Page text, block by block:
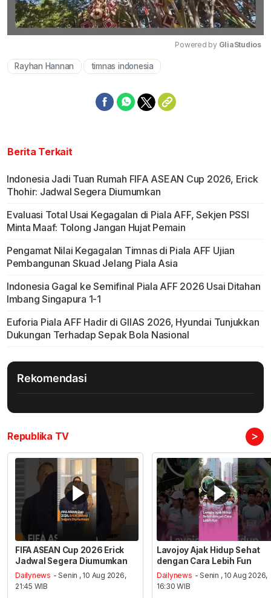
Powered by GliaStudios
Rayhan Hannan timnas indonesia
Berita Terkait
Indonesia Jadi Tuan Rumah FIFA ASEAN Cup 2026, Erick
Thohir: Jadwal Segera Diumumkan
Evaluasi Total Usai Kegagalan di Piala AFF, Sekjen PSSI
Minta Maaf: Tolong Jangan Hujat Pemain
Pengamat Nilai Kegagalan Timnas di Piala AFF Ujian
Pembangunan Skuad Jelang Piala Asia
Indonesia Gagal ke Semifinal Piala AFF 2026 Usai Ditahan
Imbang Singapura 1-1
Euforia Piala AFF Hadir di GIIAS 2026, Hyundai Tunjukkan
Dukungan Terhadap Sepak Bola Nasional
Rekomendasi
Republika TV >
FIFA ASEAN Cup 2026 Erick
Jadwal Segera Diumumkan
Dailynews - Senin , 10 Aug 2026,
21:45 WIB
Lavojoy Ajak Hidup Sehat
dengan Cara Lebih Fun
Dailynews - Senin , 10 Aug 2026,
16:30 WIB